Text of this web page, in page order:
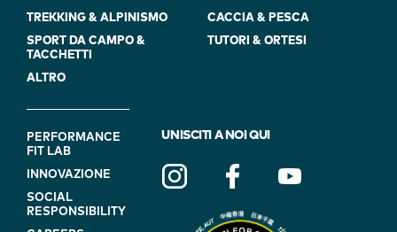
TREKKING & ALPINISMO
CACCIA & PESCA
SPORT DA CAMPO &
TACCHETTI
TUTORI & ORTESI
ALTRO
FOOTER
NAVIGATION
(ON
BLUE)
PERFORMANCE
FIT LAB
INNOVAZIONE
SOCIAL
RESPONSIBILITY
UNISCITI A NOI QUI